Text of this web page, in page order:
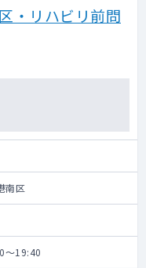
・リハビリ前問
南区
～19:40